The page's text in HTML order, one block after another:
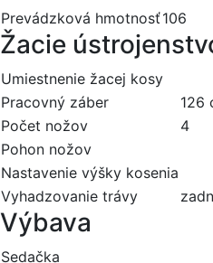
Prevádzková hmotnosť106
Žacie
Umiestnenie žacej kosy
Pracovný záber
126
Počet nožov
4
Pohon nožov
Nastavenie výšky kosenia
Vyhadzovanie trávy
Výbava
Sedačka